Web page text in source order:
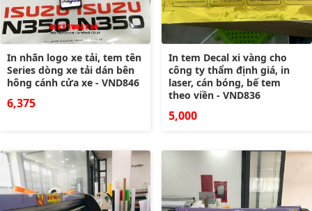
In nhãn logo xe tải, tem tên
Series dòng xe tải dán bên
hông cánh cửa xe - VND846
6,375
In tem Decal xi vàng cho
công ty thẩm định giá, in
laser, cán bóng, bế tem
theo viền - VND836
5,000